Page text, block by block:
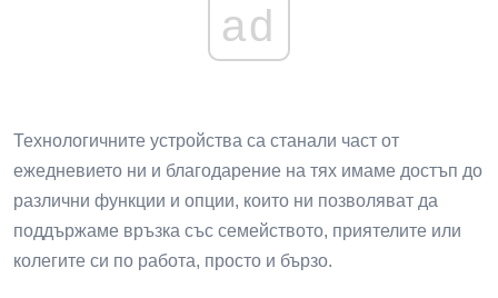
ad
Технологичните устройства са станали част от
ежедневието ни и благодарение на тях имаме достъп до
различни функции и опции, които ни позволяват да
поддържаме връзка със семейството, приятелите или
колегите си по работа, просто и бързо.